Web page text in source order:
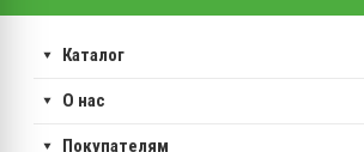
Каталог
О нас
Покупателям